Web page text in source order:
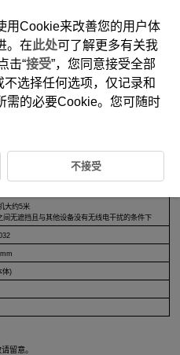
大约5米
间无遮挡且与其他设备没有无线电干扰的条件下
体)
留意。
用Cookie来改善您的用户体
。在此处可了解更多有关我
击“接受”，您同意接受全部
不选择任何选项，仅记录和
需的必要Cookie。您可随时
不接受